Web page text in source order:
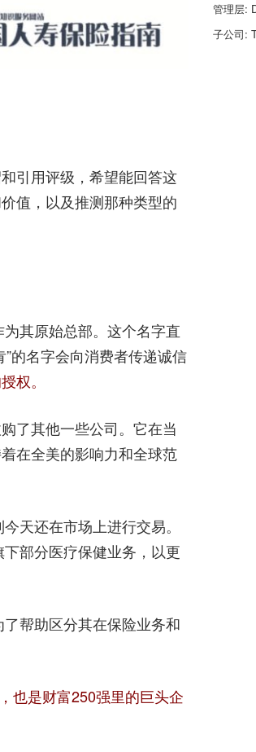
引用评级，希望能回答这
值，以及推测那种类型的
其原始总部。这个名字直
的名字会向消费者传递诚信
权。
了其他一些公司。它在当
在全美的影响力和全球范
今天还在市场上进行交易。
部分医疗保健业务，以更
帮助区分其在保险业务和
也是财富250强里的巨头企
管理层:
子公司: